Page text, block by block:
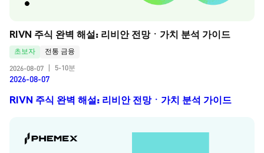
RIVN 주식 완벽 해설: 리비안 전망ㆍ가치 분석 가이드
초보자
전통 금융
2026-08-07
5-10분
2026-08-07
RIVN 주식 완벽 해설: 리비안 전망ㆍ가치 분석 가이드